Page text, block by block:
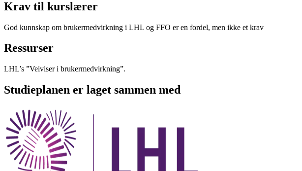
Krav til kurslærer
God kunnskap om brukermedvirkning i LHL og FFO er en fordel, men ikke et krav
Ressurser
LHL’s ”Veiviser i brukermedvirkning”.
Studieplanen er laget sammen med